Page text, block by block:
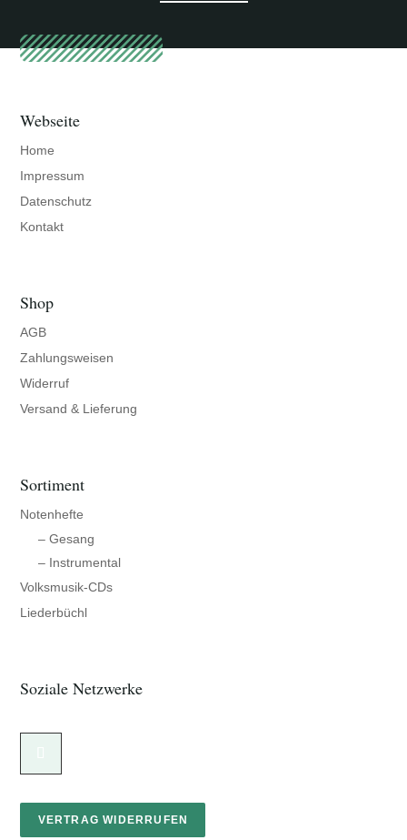
Webseite
Home
Impressum
Datenschutz
Kontakt
Shop
AGB
Zahlungsweisen
Widerruf
Versand & Lieferung
Sortiment
Notenhefte
– Gesang
– Instrumental
Volksmusik-CDs
Liederbüchl
Soziale Netzwerke
VERTRAG WIDERRUFEN